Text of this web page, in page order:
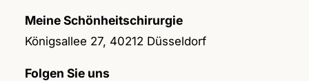
Meine Schönheitschirurgie
Königsallee 27, 40212 Düsseldorf
Folgen Sie uns